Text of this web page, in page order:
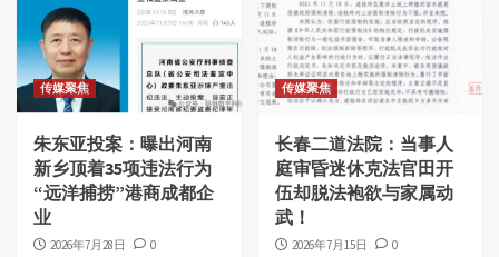
传媒聚焦
朱东亚投案：曝出河南
新乡顶着35项违法行为
“远洋捕捞”港商成都企
业
2026年7月28日 0
传媒聚焦
长春二道法院：当事人
庭审昏迷休克法官田开
伍却脱法袍欲与家属动
武！
2026年7月15日 0